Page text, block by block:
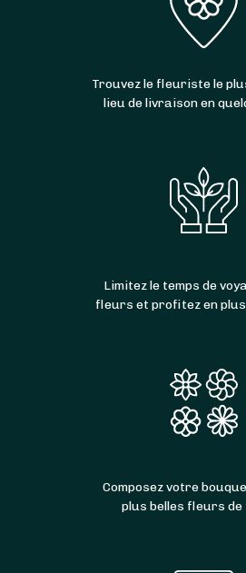
Trouvez le fleuriste le
lieu de livraison en
Limitez le temps de
fleurs et profitez en
Composez votre
plus belles fleurs de